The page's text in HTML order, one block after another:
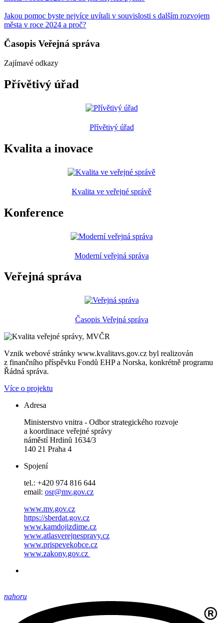
Jakou pomoc byste nejvíce uvítali v souvislosti s dalším rozvojem
města v roce 2024 a proč?
Časopis Veřejná správa
Zajímavé odkazy
Přívětivý úřad
Přívětivý úřad
Kvalita a inovace
Kvalita ve veřejné správě
Konference
Moderní veřejná správa
Veřejná správa
Časopis Veřejná správa
Vznik webové stránky www.kvalitavs.gov.cz byl realizován
z finančního příspěvku Fondů EHP a Norska, konkrétně programu
Řádná správa.
Více o projektu
Adresa
Ministerstvo vnitra - Odbor strategického rozvoje
a koordinace veřejné správy
náměstí Hrdinů 1634/3
140 21 Praha 4
Spojení
tel.: +420 974 816 644
email: osr@mv.gov.cz
www.mv.gov.cz
https://sberdat.gov.cz
www.kamdojizdime.cz
www.atlasverejnespravy.cz
www.prispevekobce.cz
www.zakony.gov.cz
nahoru